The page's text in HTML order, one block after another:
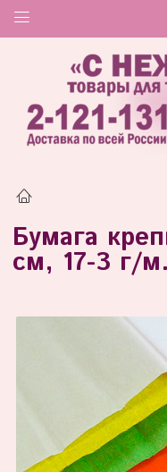
Бумага
см, 17-3 г/м.
Товар отсутствует